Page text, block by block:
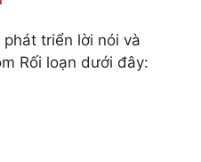
triển lời nói và
Rối loạn dưới đây: